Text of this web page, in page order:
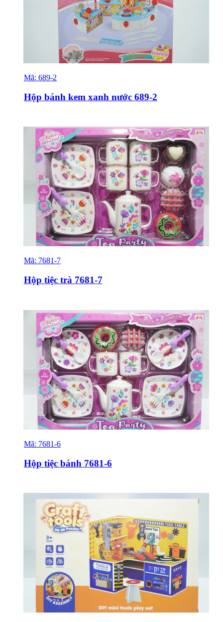
Sỉ & Lẻ
Mã: 689-2
Hộp bánh kem xanh nước 689-2
Sỉ & Lẻ
Mã: 7681-7
Hộp tiệc trà 7681-7
Sỉ & Lẻ
Mã: 7681-6
Hộp tiệc bánh 7681-6